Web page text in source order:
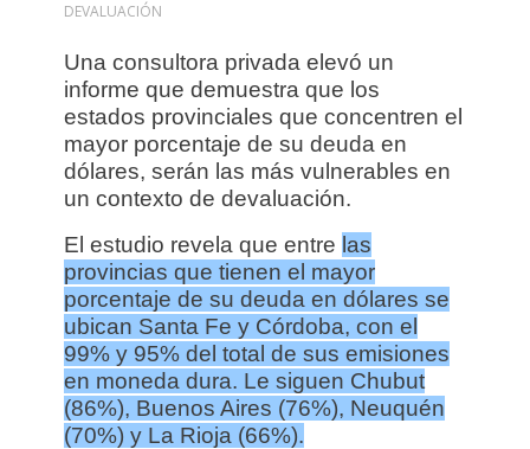
DEVALUACIÓN
Una consultora privada elevó un
informe que demuestra que los
estados provinciales que concentren el
mayor porcentaje de su deuda en
dólares, serán las más vulnerables en
un contexto de devaluación.
El estudio revela que entre las
provincias que tienen el mayor
porcentaje de su deuda en dólares se
ubican Santa Fe y Córdoba, con el
99% y 95% del total de sus emisiones
en moneda dura. Le siguen Chubut
(86%), Buenos Aires (76%), Neuquén
(70%) y La Rioja (66%).